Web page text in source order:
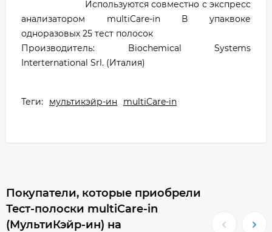
Используются совместно с экспресс
анализатором multiCare-in В упаквоке
одноразовых 25 тест полосок
Производитель: Biochemical Systems
Interternational Srl. (Италия)
Теги: мультикэйр-ин multiCare-in
Покупатели, которые приобрели
Тест-полоски multiCare-in
(МультиКэйр-ин) на